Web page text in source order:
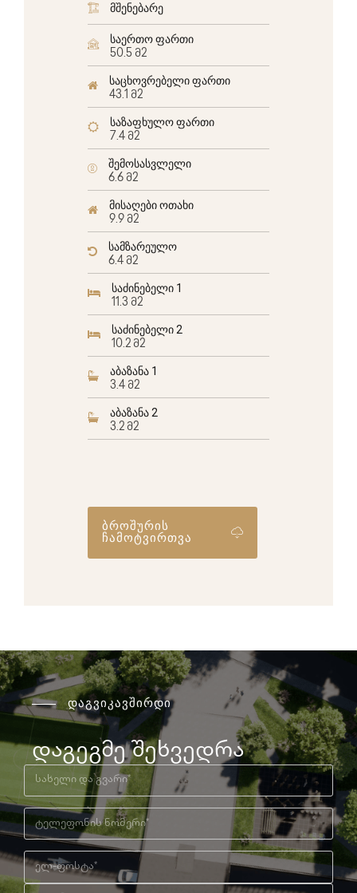
მშენებარე
საერთო ფართი
50.5 მ2
საცხოვრებელი ფართი
43.1 მ2
საზაფხულო ფართი
7.4 მ2
შემოსასვლელი
6.6 მ2
მისაღები ოთახი
9.9 მ2
სამზარეულო
6.4 მ2
საძინებელი 1
11.3 მ2
საძინებელი 2
10.2 მ2
აბაზანა 1
3.4 მ2
აბაზანა 2
3.2 მ2
ბროშურის
ჩამოტვირთვა
დაგვიკავშირდი
დაგეგმე შეხვედრა